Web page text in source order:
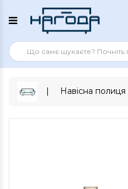
Навісна